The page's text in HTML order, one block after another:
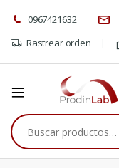
0967421632
Rastrear orden
Buscar
por: